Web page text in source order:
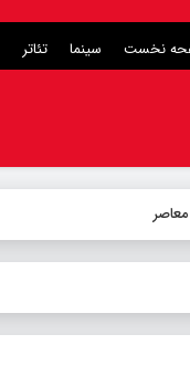
نخست سینما تئاتر